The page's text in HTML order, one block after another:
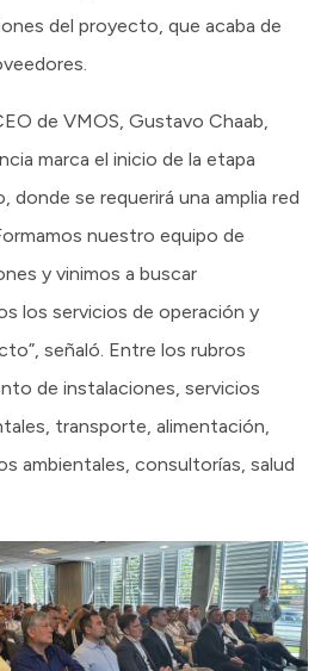
del proyecto, que acaba de
de VMOS, Gustavo Chaab,
marca el inicio de la etapa
donde se requerirá una amplia red
nuestro equipo de
y vinimos a buscar
los servicios de operación y
señaló. Entre los rubros
de instalaciones, servicios
transporte, alimentación,
ambientales, consultorías, salud